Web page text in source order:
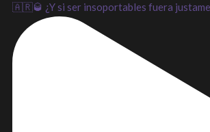
🇦🇷🥃 ¿Y si ser insoportables fuera